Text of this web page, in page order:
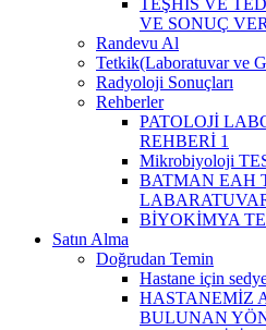
VE SONUÇ
Randevu Al
Tetkik(Laboratuvar ve
Radyoloji Sonuçları
Rehberler
PATOLOJİ
REHBERİ 1
Mikrobiyoloji
BATMAN EAH
BİYOKİMYA
Satın Alma
Doğrudan Temin
Hastane için sedye
HASTANEMİZ
BULUNAN